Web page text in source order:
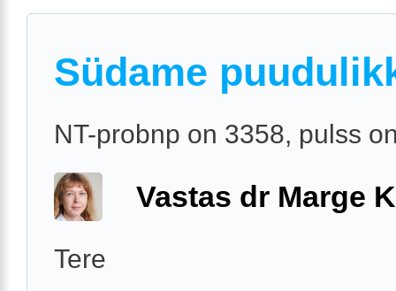
Südame
NT-probnp on 3358, pulss
Vastas dr Marge
Tere